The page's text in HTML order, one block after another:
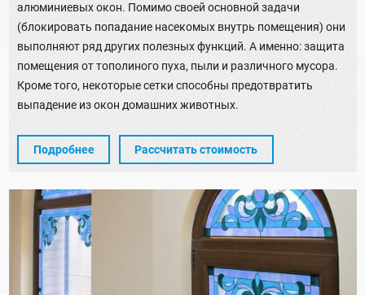
алюминиевых окон. Помимо своей основной задачи
(блокировать попадание насекомых внутрь помещения) они
выполняют ряд других полезных функций. А именно: защита
помещения от тополиного пуха, пыли и различного мусора.
Кроме того, некоторые сетки способны предотвратить
выпадение из окон домашних животных.
Подробнее Рассчитать стоимость